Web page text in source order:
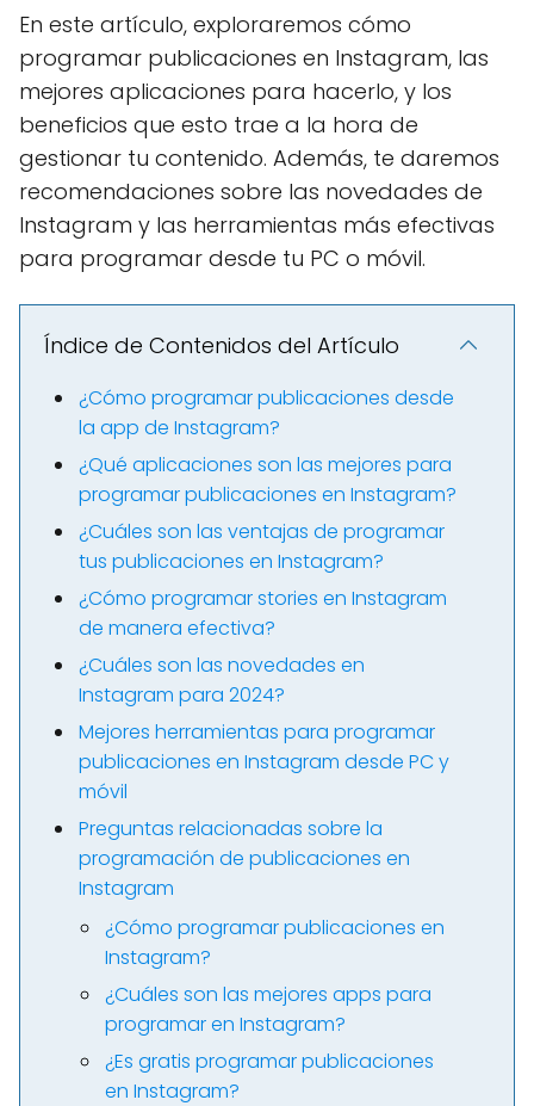
En este artículo, exploraremos cómo
programar publicaciones en Instagram, las
mejores aplicaciones para hacerlo, y los
beneficios que esto trae a la hora de
gestionar tu contenido. Además, te daremos
recomendaciones sobre las novedades de
Instagram y las herramientas más efectivas
para programar desde tu PC o móvil.
Índice de Contenidos del Artículo
¿Cómo programar publicaciones desde
la app de Instagram?
¿Qué aplicaciones son las mejores para
programar publicaciones en Instagram?
¿Cuáles son las ventajas de programar
tus publicaciones en Instagram?
¿Cómo programar stories en Instagram
de manera efectiva?
¿Cuáles son las novedades en
Instagram para 2024?
Mejores herramientas para programar
publicaciones en Instagram desde PC y
móvil
Preguntas relacionadas sobre la
programación de publicaciones en
Instagram
¿Cómo programar publicaciones en
Instagram?
¿Cuáles son las mejores apps para
programar en Instagram?
¿Es gratis programar publicaciones
en Instagram?